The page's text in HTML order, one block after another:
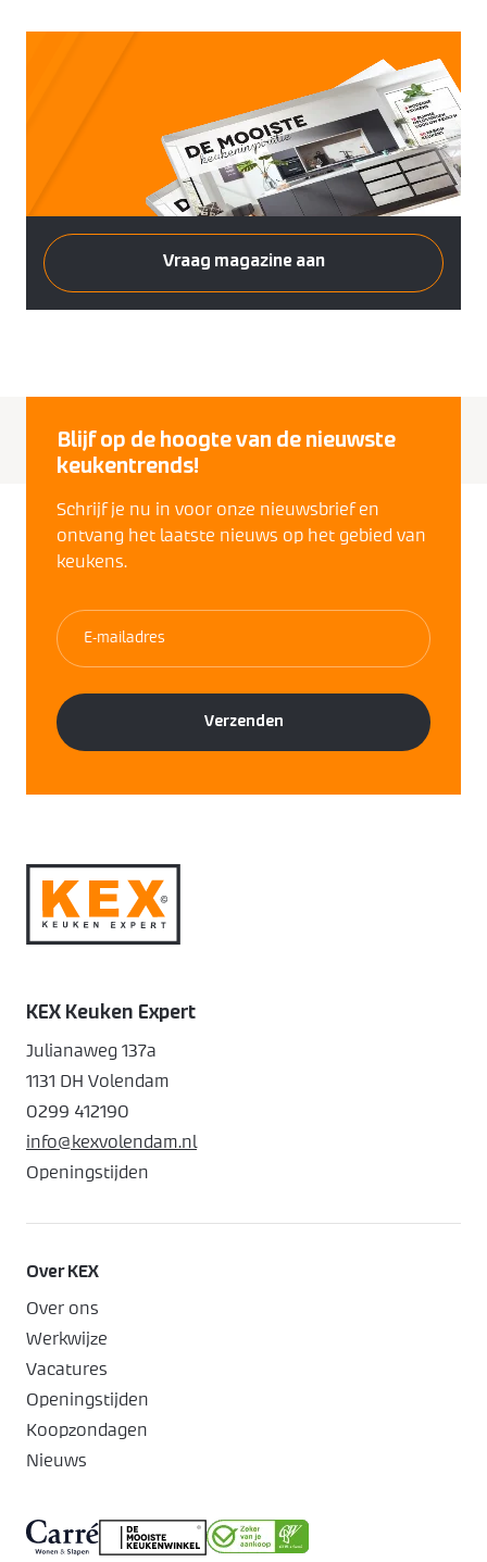
Vraag magazine aan
Blijf op de hoogte van de nieuwste
keukentrends!
Schrijf je nu in voor onze nieuwsbrief en
ontvang het laatste nieuws op het gebied van
keukens.
Over KEX
Over ons
Werkwijze
Vacatures
Openingstijden
Koopzondagen
Nieuws
KEX Keuken Expert
Julianaweg 137a
1131 DH Volendam
0299 412190
info@kexvolendam.nl
Openingstijden